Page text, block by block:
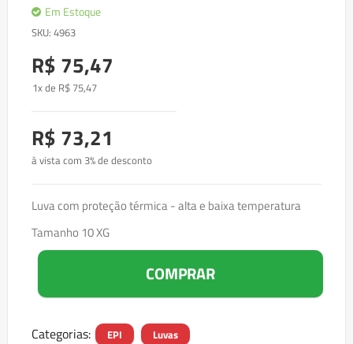
Em Estoque
SKU 4963
R$ 75,47
1x de R$ 75,47
R$ 73,21
à vista com 3% de desconto
Luva com proteção térmica - alta e baixa temperatura
Tamanho 10 XG
COMPRAR
Categorias: EPI Luvas